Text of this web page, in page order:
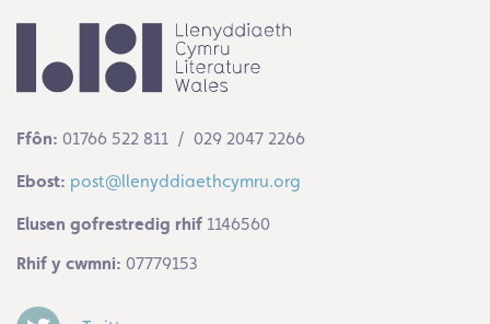
Ffôn: 01766 522 811 / 029 2047 2266
Ebost: post@llenyddiaethcymru.org
Elusen gofrestredig rhif 1146560
Rhif y cwmni: 07779153